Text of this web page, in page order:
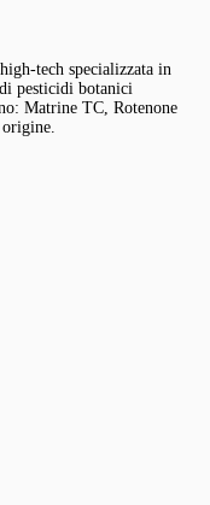
tech specializzata in
pesticidi botanici
Matrine TC, Rotenone